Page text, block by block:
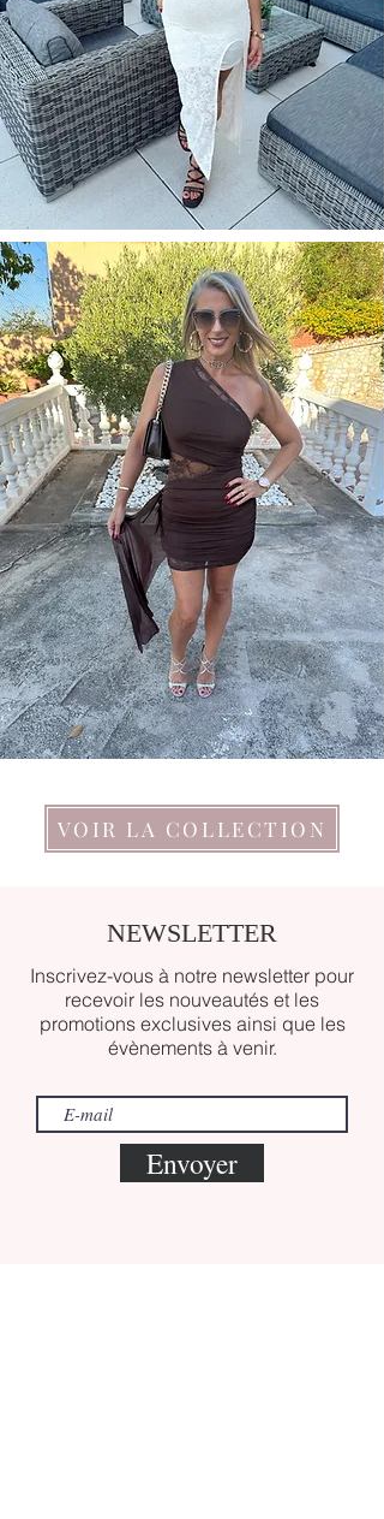
VOIR LA COLLECTION
NEWSLETTER
Inscrivez-vous à notre newsletter pour
recevoir les nouveautés et les
promotions exclusives ainsi que les
évènements à venir.
Envoyer